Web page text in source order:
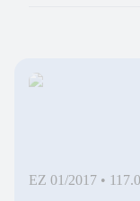
EZ 01/2017 •